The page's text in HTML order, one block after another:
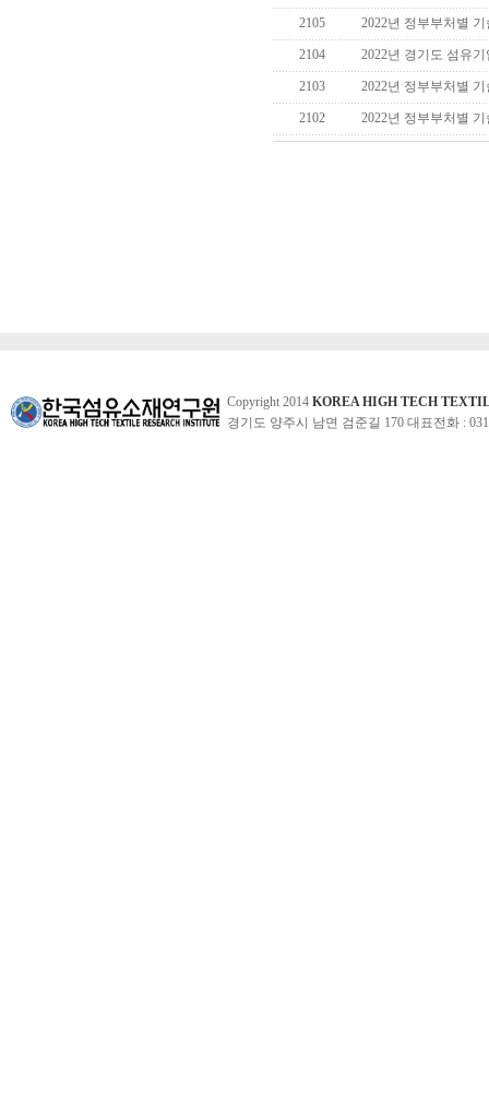
2105 2022년 정부부처별
2104 2022년 경기도 섬유
2103 2022년 정부부처별
2102 2022년 정부부처별
Copyright 2014 KOREA HIGH TECH
경기도 양주시 남면 검준길 170 대표전화 :